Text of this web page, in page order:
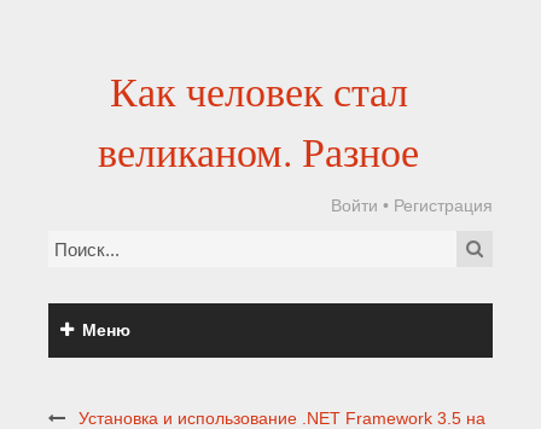
Как человек стал
великаном. Разное
Войти • Регистрация
Меню
Установка и использование .NET Framework 3.5 на